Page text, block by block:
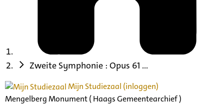
Zweite Symphonie : Opus 61 ...
Mijn Studiezaal (inloggen)
Mengelberg Monument ( Haags Gemeentearchief )